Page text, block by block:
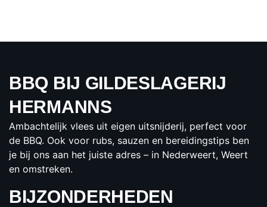
BBQ BIJ GILDESLAGERIJ
HERMANNS
Ambachtelijk vlees uit eigen uitsnijderij, perfect voor
de BBQ. Ook voor rubs, sauzen en bereidingstips ben
je bij ons aan het juiste adres – in Nederweert, Weert
en omstreken.
BIJZONDERHEDEN